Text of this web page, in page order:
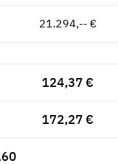
21.294,-- €
124,37 €
172,27 €